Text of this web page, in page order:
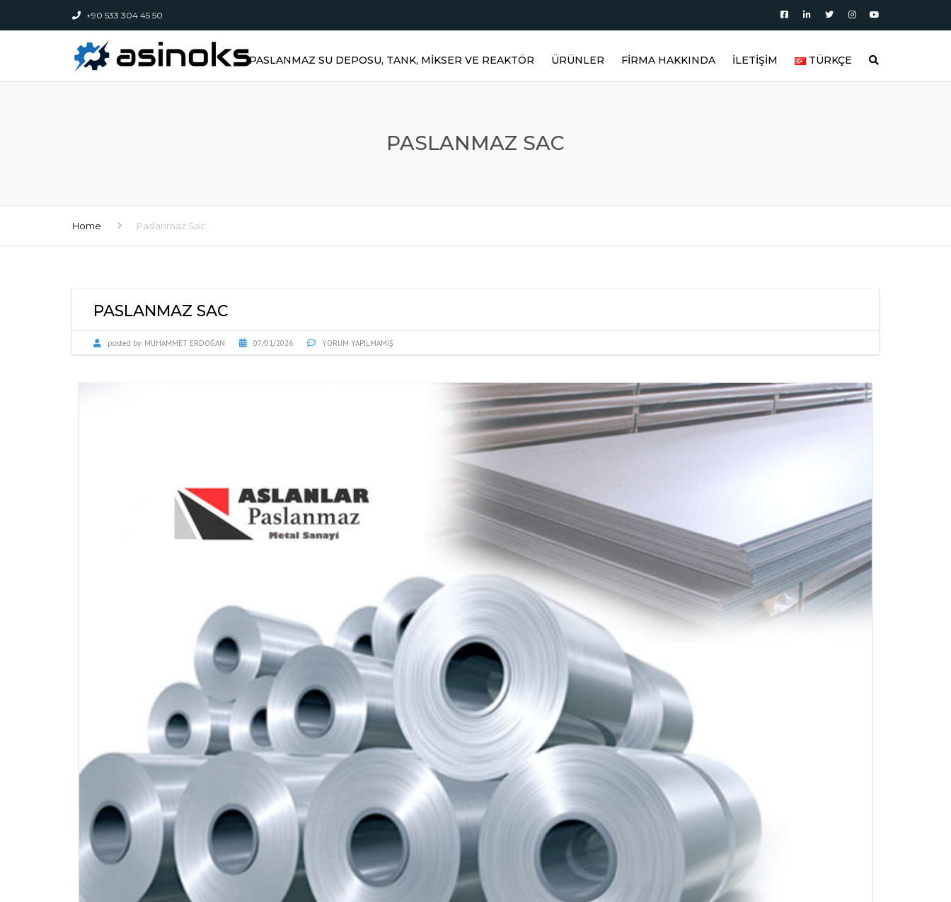
+90 533 304 45 50
PASLANMAZ SU DEPOSU, TANK, MIKSER VE REAKTÖR ÜRÜNLER
DIKEY DEPOLAR
MIKSERLER
FİRMA HAKKINDA İLETİŞİM TÜRKÇE
PASLANMAZ SAC
Home Paslanmaz Sac
PASLANMAZ SAC
posted by: MUHAMMET ERDOĞAN 07/01/2026 YORUM YAPILMAMIŞ